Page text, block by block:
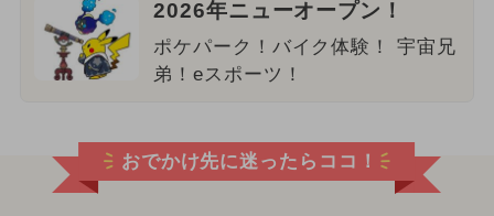
2026年ニューオープン！
ポケパーク！バイク体験！ 宇宙兄
弟！eスポーツ！
おでかけ先に迷ったらココ！